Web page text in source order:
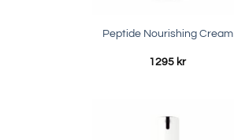
Peptide Nourishing Cream
1295 kr